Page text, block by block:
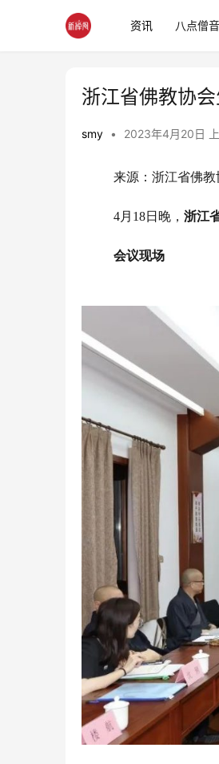
资讯 八点僧音
浙江省佛教协
smy • 2023年4月20日
来源：浙江省佛教
4月18日晚， 浙江
会议现场